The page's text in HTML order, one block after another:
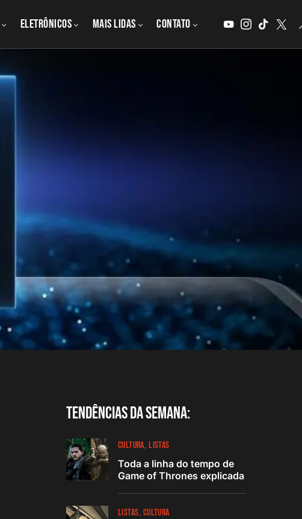
Eletrônicos MAIS LIDAS CONTATO
Tendências da semana:
CULTURA LISTAS
Toda a linha do tempo de
Game of Thrones explicada
LISTAS CULTURA